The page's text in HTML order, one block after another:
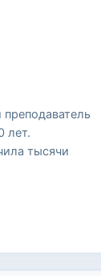
лет.
тысячи